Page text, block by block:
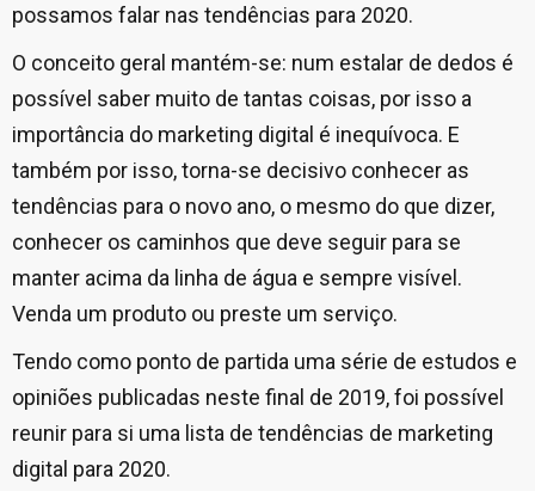
possamos falar nas tendências para 2020.
O conceito geral mantém-se: num estalar de dedos é
possível saber muito de tantas coisas, por isso a
importância do marketing digital é inequívoca. E
também por isso, torna-se decisivo conhecer as
tendências para o novo ano, o mesmo do que dizer,
conhecer os caminhos que deve seguir para se
manter acima da linha de água e sempre visível.
Venda um produto ou preste um serviço.
Tendo como ponto de partida uma série de estudos e
opiniões publicadas neste final de 2019, foi possível
reunir para si uma lista de tendências de marketing
digital para 2020.